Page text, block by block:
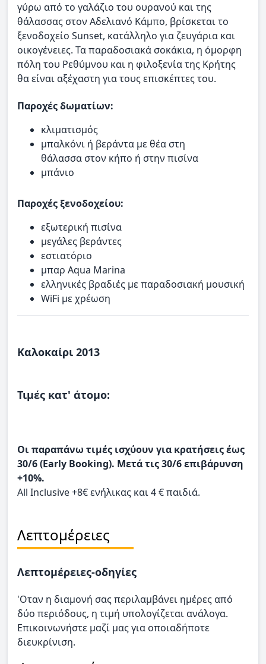
γύρω από το γαλάζιο του ουρανού και της
θάλασσας στον Αδελιανό Κάμπο, βρίσκεται το
ξενοδοχείο Sunset, κατάλληλο για ζευγάρια και
οικογένειες. Τα παραδοσιακά σοκάκια, η όμορφη
πόλη του Ρεθύμνου και η φιλοξενία της Κρήτης
θα είναι αξέχαστη για τους επισκέπτες του.
Παροχές δωματίων:
κλιματισμός
μπαλκόνι ή βεράντα με θέα στη
θάλασσα στον κήπο ή στην πισίνα
μπάνιο
Παροχές ξενοδοχείου:
εξωτερική πισίνα
μεγάλες βεράντες
εστιατόριο
μπαρ Aqua Marina
ελληνικές βραδιές με παραδοσιακή μουσική
WiFi με χρέωση
Καλοκαίρι 2013
Τιμές κατ' άτομο:
Οι παραπάνω τιμές ισχύουν για κρατήσεις έως
30/6 (Early Booking). Μετά τις 30/6 επιβάρυνση
+10%.
All Inclusive +8€ ενήλικας και 4 € παιδιά.
Λεπτομέρειες
Λεπτομέρειες-οδηγίες
'Οταν η διαμονή σας περιλαμβάνει ημέρες από
δύο περιόδους, η τιμή υπολογίζεται ανάλογα.
Επικοινωνήστε μαζί μας για οποιαδήποτε
διευκρίνιση.